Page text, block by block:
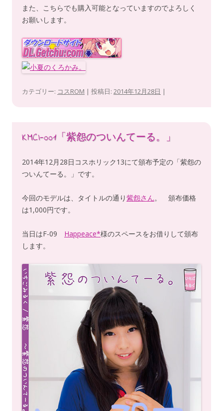
また、こちらでも購入可能となっていますのでよろしく
お願いします。
カテゴリー: コスROM | 投稿日: 2014年12月28日 |
KMCI-001「紫怨のついんてーる。」
2014年12月28日コスホリック13にて頒布予定の「紫怨の
ついんてーる。」です。
今回のモデルは、タイトルの通り紫怨さん。 頒布価格
は1,000円です。
当日はF-09 Happeace*様のスペースをお借りして頒布
します。